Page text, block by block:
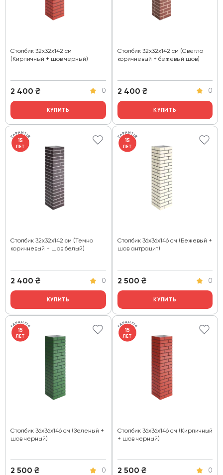
Столбик 32х32х142 см
(Кирпичный + шов черный)
2 400 ₴ 0
КУПИТЬ
Столбик 32х32х142 см (Светло
коричневый + бежевый шов)
2 400 ₴ 0
КУПИТЬ
15
ЛЕТ
Столбик 32х32х142 см (Темно
коричневый + шов белый)
2 400 ₴ 0
КУПИТЬ
15
ЛЕТ
Столбик 36х36х146 см (Бежевый +
шов антрацит)
2 500 ₴ 0
КУПИТЬ
15
ЛЕТ
Столбик 36х36х146 см (Зеленый +
шов черный)
2 500 ₴ 0
15
ЛЕТ
Столбик 36х36х146 см (Кирпичный
+ шов черный)
2 500 ₴ 0